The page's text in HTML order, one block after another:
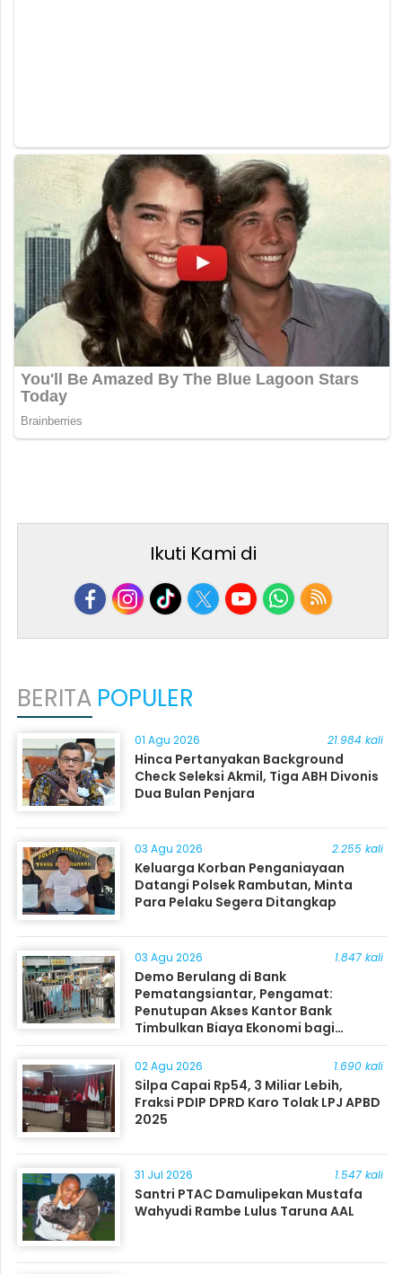
Ikuti Kami di
BERITA POPULER
01 Agu 2026 21.984 kali
Hinca Pertanyakan Background
Check Seleksi Akmil, Tiga ABH Divonis
Dua Bulan Penjara
03 Agu 2026 2.255 kali
Keluarga Korban Penganiayaan
Datangi Polsek Rambutan, Minta
Para Pelaku Segera Ditangkap
03 Agu 2026 1.847 kali
Demo Berulang di Bank
Pematangsiantar, Pengamat:
Penutupan Akses Kantor Bank
Timbulkan Biaya Ekonomi bagi
Masyarakat
02 Agu 2026 1.690 kali
Silpa Capai Rp54, 3 Miliar Lebih,
Fraksi PDIP DPRD Karo Tolak LPJ APBD
2025
31 Jul 2026 1.547 kali
Santri PTAC Damulipekan Mustafa
Wahyudi Rambe Lulus Taruna AAL